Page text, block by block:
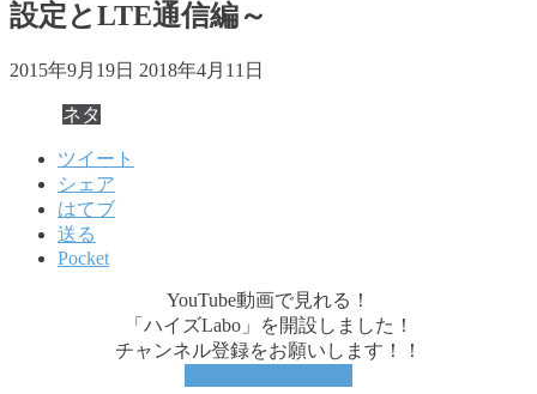
設定とLTE通信編～
2015年9月19日 2018年4月11日
ネタ
ツイート
シェア
はてブ
送る
Pocket
YouTube動画で見れる！
「ハイズLabo」を開設しました！
チャンネル登録をお願いします！！